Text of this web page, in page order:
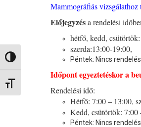
Nagy kontraszt váltása
Betűméret váltása
Mammográfiás vizsgálathoz
Előjegyzésa rendelési
hétfő, kedd,
szerda:13:00-19:00,
Péntek: Nincs rendelés
Időpont egyeztetéskor a
Rendelési idő:
Hétfő: 7:00 – 13:00,
Kedd, csütörtök:
Péntek: Nincs rendelés